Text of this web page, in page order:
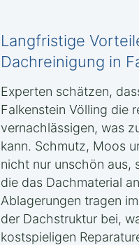
Langfristige
Dachreinigung in
Experten schätzen,
Falkenstein Völling die
vernachlässigen, was
kann. Schmutz, Moos
nicht nur unschön aus,
die das Dachmaterial
Ablagerungen tragen
der Dachstruktur bei,
kostspieligen